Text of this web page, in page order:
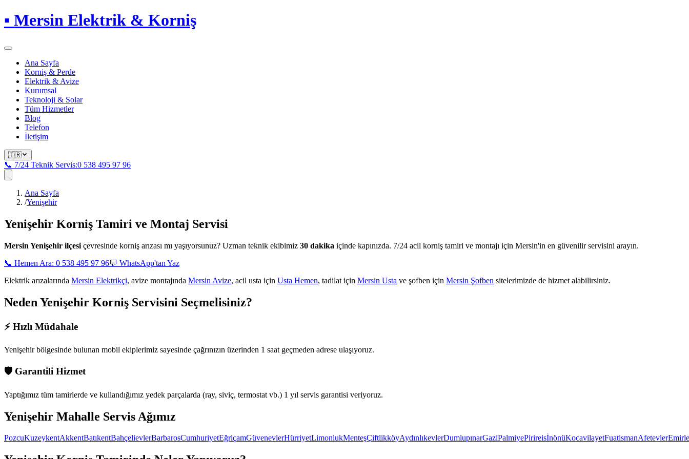
▪ Mersin Elektrik & Korniş
Ana Sayfa
Korniş & Perde
Elektrik & Avize
Kurumsal
Teknoloji & Solar
Tüm Hizmetler
Blog
Telefon
İletişim
🇹🇷
📞 7/24 Teknik Servis:0 538 495 97 96
Ana Sayfa
/Yenişehir
Yenişehir Korniş Tamiri ve Montaj Servisi
Mersin Yenişehir ilçesi çevresinde korniş arızası mı yaşıyorsunuz? Uzman teknik ekibimiz 30 dakika içinde kapınızda. 7/24 acil korniş tamiri ve montajı için Mersin'in en güvenilir servisini arayın.
📞 Hemen Ara: 0 538 495 97 96💬 WhatsApp'tan Yaz
Elektrik arızalarında Mersin Elektrikçi, avize montajında Mersin Avize, acil usta için Usta Hemen, tadilat için Mersin Usta ve şofben için Mersin Şofben sitelerimizde de hizmet alabilirsiniz.
Neden Yenişehir Korniş Servisini Seçmelisiniz?
⚡ Hızlı Müdahale
Yenişehir bölgesinde bulunan mobil ekiplerimiz sayesinde çağrınızın üzerinden 1 saat geçmeden adrese ulaşıyoruz.
🛡️ Garantili Hizmet
Yaptığımız tüm tamirlerde ve kullandığımız yedek parçalarda (ray, siviç, termostat vb.) 1 yıl servis garantisi veriyoruz.
Yenişehir Mahalle Servis Ağımız
PozcuKuzeykentAkkentBatıkentBahçelievlerBarbarosCumhuriyetEğriçamGüvenevlerHürriyetLimonlukMenteşÇiftlikköyAydınlıkevlerDumlupınarGaziPalmiyePirireisİnönüKocavilayetFuatismanAfetevler